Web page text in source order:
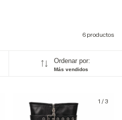
6 productos
Ordenar por:
Más vendidos
1 /3